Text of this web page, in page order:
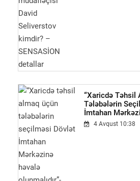
“Xaricdə Təhsil
Tələbələrin
İmtahan
Olunmalıdır”-
4 Avqust 10:38